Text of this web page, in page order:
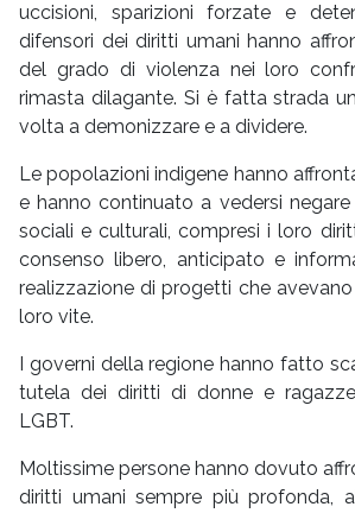
uccisioni, sparizioni forzate e
difensori dei diritti umani hanno
del grado di violenza nei loro
rimasta dilagante. Si è fatta strada
volta a demonizzare e a dividere.
Le popolazioni indigene hanno
e hanno continuato a vedersi
sociali e culturali, compresi i loro
consenso libero, anticipato e
realizzazione di progetti che
loro vite.
I governi della regione hanno fatto
tutela dei diritti di donne e
LGBT.
Moltissime persone hanno dovuto
diritti umani sempre più profonda,